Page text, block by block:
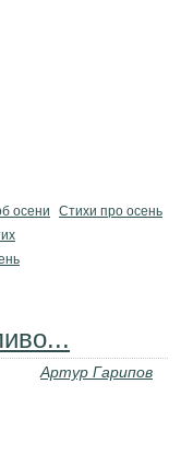
осени
Стихи про осень
Артур Гарипов